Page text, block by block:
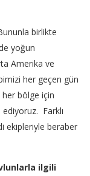
birlikte
yoğun
Amerika ve
her geçen gün
her bölge için
Farklı
ekipleriyle beraber
ilgili